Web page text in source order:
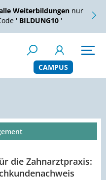
Weiterbildungen nur
' BILDUNG10 '
CAMPUS
die Zahnarztpraxis: